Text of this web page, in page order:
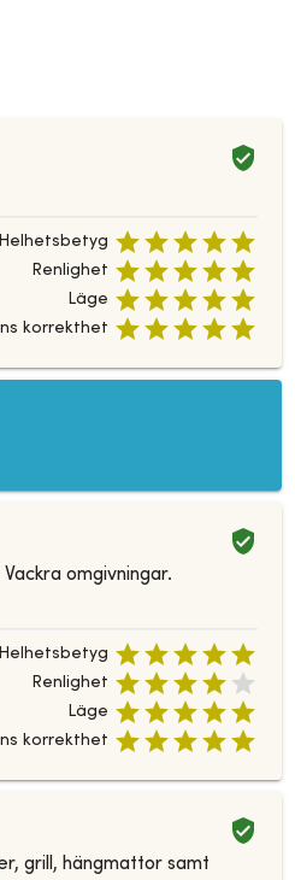
Helhetsbetyg
Renlighet
Läge
korrekthet
omgivningar.
Helhetsbetyg
Renlighet
Läge
korrekthet
grill, hängmattor samt